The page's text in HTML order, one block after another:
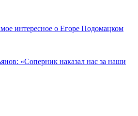
интересное о Егоре Подомацком
«Соперник наказал нас за наши